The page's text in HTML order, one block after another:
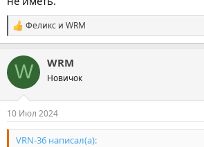
С
и
п
а
т
:
Феликс и WRM
W WRM
Новичок
10 Июл 2024
VRN-36 написал(а):